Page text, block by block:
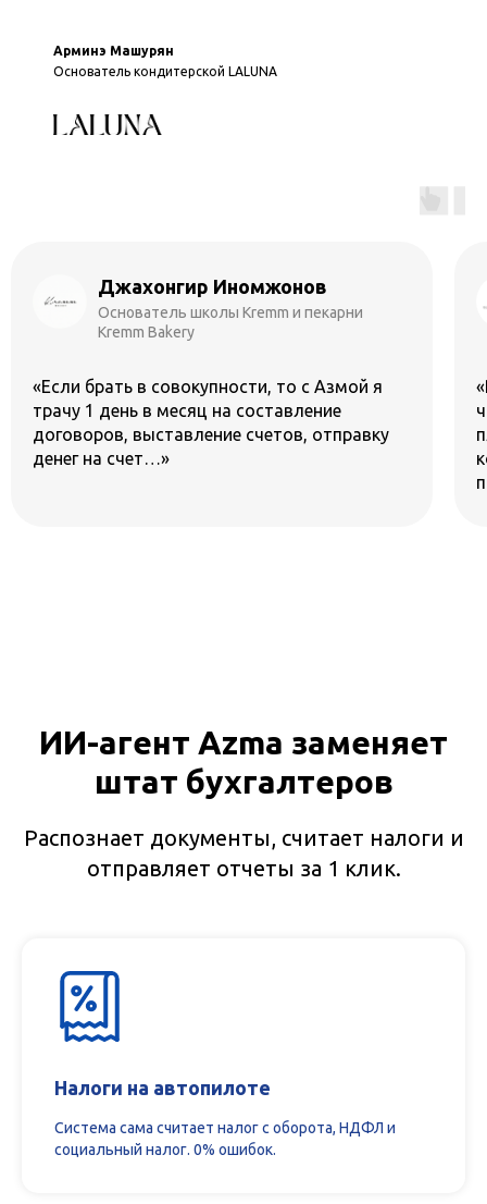
Арминэ Машурян
Основатель кондитерской LALUNA
Юлия Яковлева
Владелица косметологической клиники
Eco Cosmetology
«Работать с Азмой очень удобно, потому
что они как раз-таки контролируют все
платежи по налоговой и все платежи,
которые мы должны выплачивать
ИИ-агент Azma заменяет
штат бухгалтеров
Распознает документы, считает налоги и
отправляет отчеты за 1 клик.
Налоги на автопилоте
Система сама считает налог с оборота, НДФЛ и
социальный налог. 0% ошибок.